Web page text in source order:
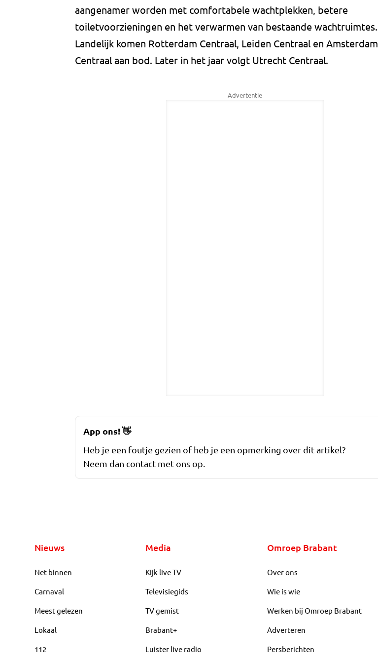
aangenamer worden met comfortabele wachtplekken, betere
toiletvoorzieningen en het verwarmen van bestaande wachtruimtes.
Landelijk komen Rotterdam Centraal, Leiden Centraal en Amsterdam
Centraal aan bod. Later in het jaar volgt Utrecht Centraal.
Advertentie
App ons!👋
Heb je een foutje gezien of heb je een opmerking over dit artikel?
Neem dan contact met ons op.
Nieuws
Net binnen
Carnaval
Meest gelezen
Lokaal
112
Media
Kijk live TV
Televisiegids
TV gemist
Brabant+
Luister live radio
Omroep Brabant
Over ons
Wie is wie
Werken bij Omroep Brabant
Adverteren
Persberichten